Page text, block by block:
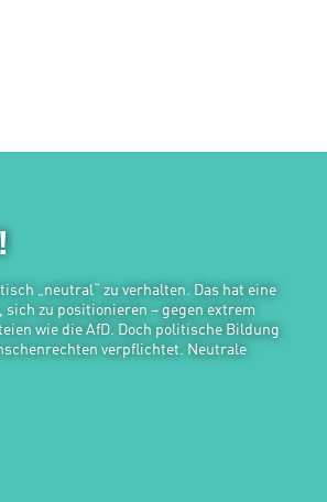
„neutral“ zu verhalten. Das hat eine
zu positionieren – gegen extrem
wie die AfD. Doch politische Bildung
verpflichtet. Neutrale